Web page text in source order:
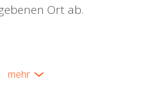
Ort ab.
mehr